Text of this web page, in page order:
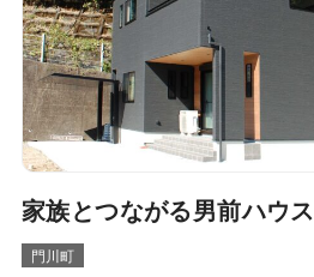
家族とつながる男前ハウス
門川町